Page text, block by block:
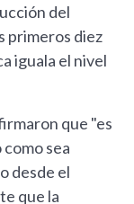
del
primeros diez
iguala el nivel
que "es
sea
desde el
que la